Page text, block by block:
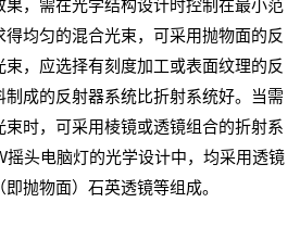
果，需在光学结构设计时控制在最小范
均匀的混合光束，可采用抛物面的反
，应选择有刻度加工或表面纹理的反
成的反射器系统比折射系统好。当需
时，可采用棱镜或透镜组合的折射系
摇头电脑灯的光学设计中，均采用透镜
抛物面）石英透镜等组成。